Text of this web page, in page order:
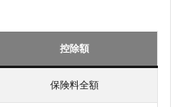
控除額
保険料全額